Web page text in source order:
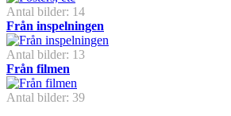
Antal bilder: 14
Från inspelningen
Antal bilder: 13
Från filmen
Antal bilder: 39